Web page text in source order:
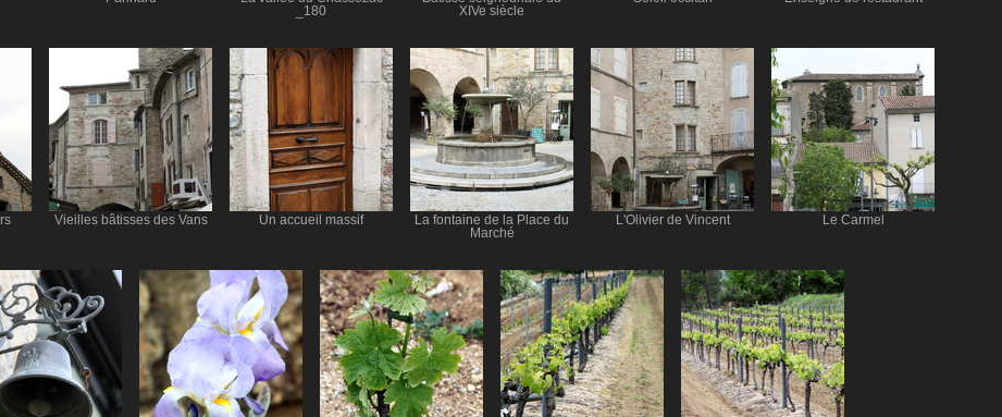
_180
XIVe siècle
Vieilles bâtisses des Vans Un accueil massif
La fontaine de la Place du
Marché
L'Olivier de Vincent Le Carmel